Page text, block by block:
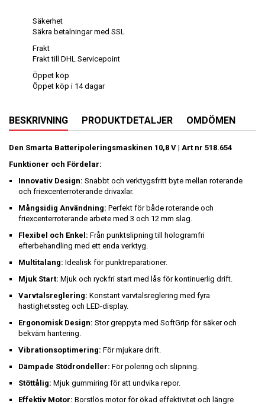
Säkerhet
Säkra betalningar med SSL
Frakt
Frakt till DHL Servicepoint
Öppet köp
Öppet köp i 14 dagar
BESKRIVNING PRODUKTDETALJER OMDÖMEN
Den Smarta Batteripoleringsmaskinen 10,8 V | Art nr 518.654
Funktioner och Fördelar:
Innovativ Design: Snabbt och verktygsfritt byte mellan roterande
och friexcenterroterande drivaxlar.
Mångsidig Användning: Perfekt för både roterande och
friexcenterroterande arbete med 3 och 12 mm slag.
Flexibel och Enkel: Från punktslipning till hologramfri
efterbehandling med ett enda verktyg.
Multitalang: Idealisk för punktreparationer.
Mjuk Start: Mjuk och ryckfri start med lås för kontinuerlig drift.
Varvtalsreglering: Konstant varvtalsreglering med fyra
hastighetssteg och LED-display.
Ergonomisk Design: Stor greppyta med SoftGrip för säker och
bekväm hantering.
Vibrationsoptimering: För mjukare drift.
Dämpade Stödrondeller: För polering och slipning.
Stöttålig: Mjuk gummiring för att undvika repor.
Effektiv Motor: Borstlös motor för ökad effektivitet och längre